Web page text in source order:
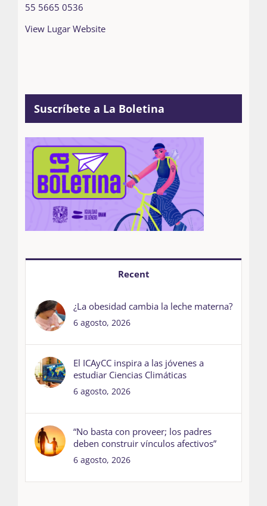
55 5665 0536
View Lugar Website
Suscríbete a La Boletina
Recent
¿La obesidad cambia la leche materna?
6 agosto, 2026
El ICAyCC inspira a las jóvenes a
estudiar Ciencias Climáticas
6 agosto, 2026
“No basta con proveer; los padres
deben construir vínculos afectivos”
6 agosto, 2026